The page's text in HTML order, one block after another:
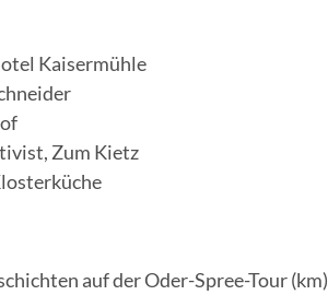
Kaisermühle
Zum Kietz
auf der Oder-Spree-Tour (km)